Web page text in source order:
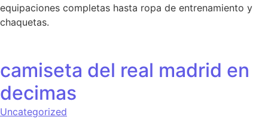
equipaciones completas hasta ropa de entrenamiento y
chaquetas.
camiseta del real madrid en
decimas
Uncategorized